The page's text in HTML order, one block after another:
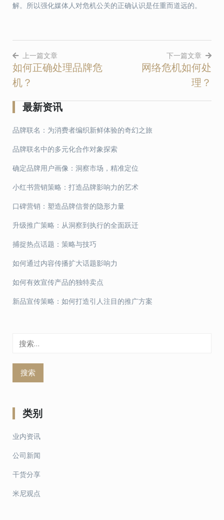
解。所以强化媒体人对危机公关的正确认识是任重而道远的。
文
章
导
航
上一篇文章
如何正确处理品牌危
机？
下一篇文章
网络危机如何处
理？
最新资讯
品牌联名：为消费者编织新鲜体验的奇幻之旅
品牌联名中的多元化合作对象探索
确定品牌用户画像：洞察市场，精准定位
小红书营销策略：打造品牌影响力的艺术
口碑营销：塑造品牌信誉的隐形力量
升级推广策略：从洞察到执行的全面跃迁
捕捉热点话题：策略与技巧
如何通过内容传播扩大话题影响力
如何有效宣传产品的独特卖点
新品宣传策略：如何打造引人注目的推广方案
类别
业内资讯
公司新闻
干货分享
米尼观点